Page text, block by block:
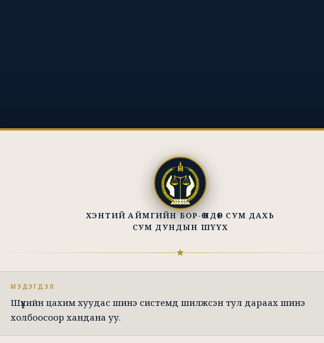
ХЭНТИЙ АЙМГИЙН БОР-ӨНДӨР СУМ ДАХЬ
СУМ ДУНДЫН ШҮҮХ
МЭДЭГДЭЛ
Шүүхийн цахим хуудас шинэ системд шилжсэн тул дараах шинэ
холбоосоор хандана уу.